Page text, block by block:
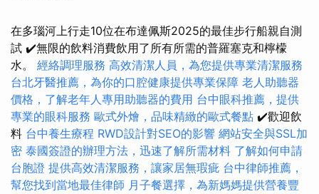
在多瑙河上行走10位在布達佩斯2025的最佳步行船親自測
試 ✔️無限的飲料消費飲用了所有所需的普羅塞克和檸檬
水。 經絡調理服務 高效清潔人員，為您提供專業清潔服務
台北牙醫推薦，為你的口腔健康提供專業保障 老人助聽器
價格，了解老年人專用助聽器的費用 台中眼科推薦，提供
專業的眼科服務 歐式外燴，品味精緻的歐式餐點 ✔️歡迎飲
料 台中養生療程 RWD設計對SEO的影響 網站安全與SSL加
密 泰國簽證的辦理方法，迅速了解所需材料 了解如何申請
台胞證 提供高效清潔服務，讓家居無瑕疵 台中律師推薦，
幫您找到當地最佳律師 月子餐選擇，為新媽媽提供營養豐